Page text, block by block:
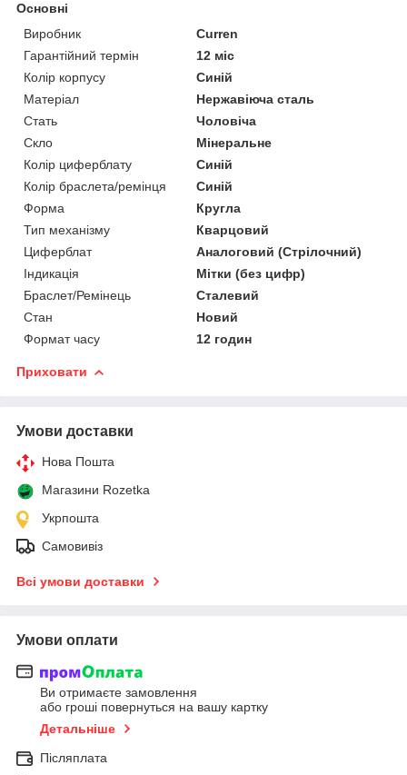
Основні
Виробник
Curren
Гарантійний термін
12 міс
Колір корпусу
Синій
Матеріал
Нержавіюча сталь
Стать
Чоловіча
Скло
Мінеральне
Колір циферблату
Синій
Колір браслета/ремінця
Синій
Форма
Кругла
Тип механізму
Кварцовий
Циферблат
Аналоговий (Стрілочний)
Індикація
Мітки (без цифр)
Браслет/Ремінець
Сталевий
Стан
Новий
Формат часу
12 годин
Приховати
Умови доставки
Нова Пошта
Магазини Rozetka
Укрпошта
Самовивіз
Всі умови доставки
Умови оплати
Ви отримаєте замовлення
або гроші повернуться на вашу картку
Детальніше
Післяплата